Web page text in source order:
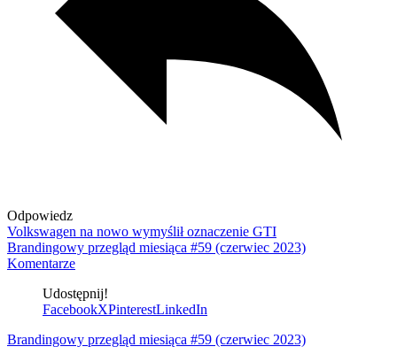
Odpowiedz
Volkswagen na nowo wymyślił oznaczenie GTI
Brandingowy przegląd miesiąca #59 (czerwiec 2023)
Komentarze
Udostępnij!
FacebookXPinterestLinkedIn
Brandingowy przegląd miesiąca #59 (czerwiec 2023)